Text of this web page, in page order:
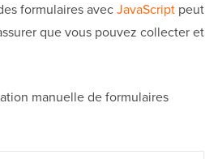
formulaires avecJavaScript peut
que vous pouvez collecter et
manuelle de formulaires